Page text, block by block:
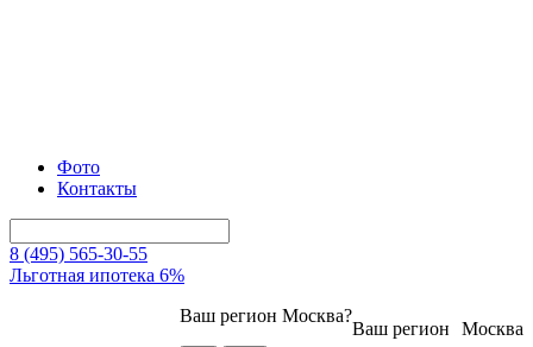
Фото
Контакты
8 (495) 565-30-55
Льготная ипотека 6%
Москва
Ваш регион
Ваш регион Москва?